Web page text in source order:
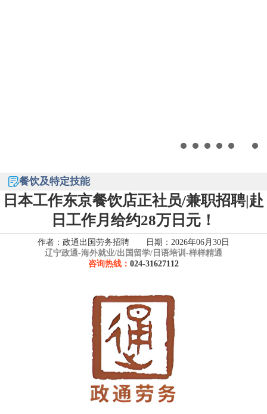
餐饮及特定技能
日本工作东京餐饮店正社员/兼职招聘|赴
日工作月给约28万日元！
作者：政通出国劳务招聘 日期：2026年06月30日
辽宁政通-海外就业/出国留学/日语培训-样样精通
咨询热线： 024-31627112